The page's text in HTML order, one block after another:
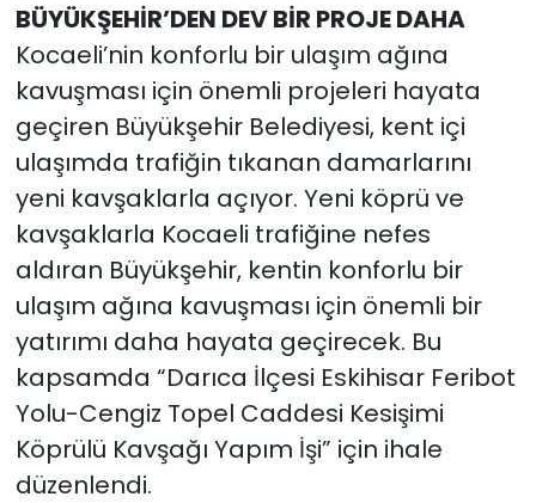
BÜYÜKŞEHİR’DEN DEV BİR PROJE DAHA
Kocaeli’nin konforlu bir ulaşım ağına
kavuşması için önemli projeleri hayata
geçiren Büyükşehir Belediyesi, kent içi
ulaşımda trafiğin tıkanan damarlarını
yeni kavşaklarla açıyor. Yeni köprü ve
kavşaklarla Kocaeli trafiğine nefes
aldıran Büyükşehir, kentin konforlu bir
ulaşım ağına kavuşması için önemli bir
yatırımı daha hayata geçirecek. Bu
kapsamda “Darıca İlçesi Eskihisar Feribot
Yolu-Cengiz Topel Caddesi Kesişimi
Köprülü Kavşağı Yapım İşi” için ihale
düzenlendi.